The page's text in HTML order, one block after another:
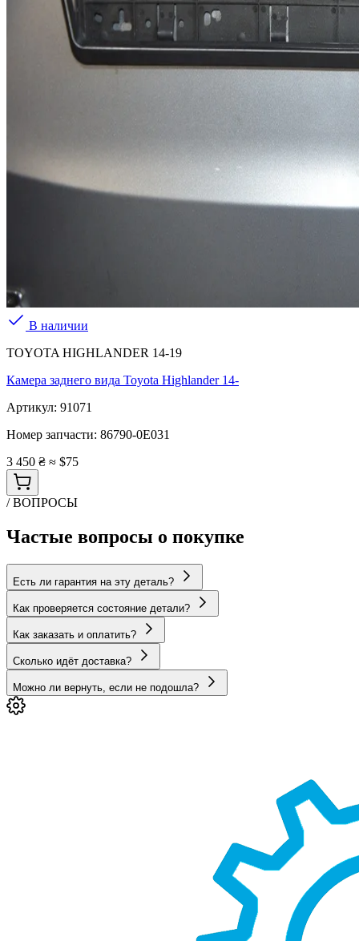
В наличии
TOYOTA HIGHLANDER 14-19
Камера заднего вида Toyota Highlander 14-
Артикул: 91071
Номер запчасти: 86790-0E031
3 450 ₴ ≈ $75
/ ВОПРОСЫ
Частые вопросы о покупке
Есть ли гарантия на эту деталь?
Как проверяется состояние детали?
Как заказать и оплатить?
Сколько идёт доставка?
Можно ли вернуть, если не подошла?